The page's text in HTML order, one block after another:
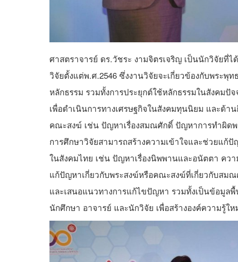
ศาสตราจารย์ ดร.วัชระ งามจิตรเจริญ เป็นนักวิจัยที่
วิจัยตั้งแต่พ.ศ.2546 ซึ่งงานวิจัยจะเกี่ยวข้องกับพระ
หลักธรรม รวมทั้งการประยุกต์ใช้หลักธรรมในสังคม
เพื่อดำเนินการทางเศรษฐกิจในสังคมทุนนิยม และด้
คณะสงฆ์ เช่น ปัญหาเรื่องสมณศักดิ์ ปัญหาการทำผิด
การศึกษาวิจัยสามารถสร้างความเข้าใจและช่วยแ
ในสังคมไทย เช่น ปัญหาเรื่องนิพพานและอนัตตา คว
แก้ปัญหาเกี่ยวกับพระสงฆ์หรือคณะสงฆ์ที่เกี่ยวกับสม
และเสนอแนวทางการแก้ไขปัญหา รวมทั้งเป็นข้อมูล
นักศึกษา อาจารย์ และนักวิจัย เพื่อสร้างองค์ความรู้ใ